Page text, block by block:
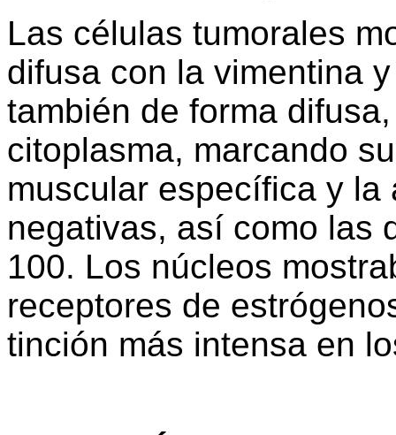
Las células tumorales
difusa con la vimentina
también de forma
citoplasma, marcando
muscular específica y
negativas, así como las
100. Los núcleos
receptores de
tinción más intensa en